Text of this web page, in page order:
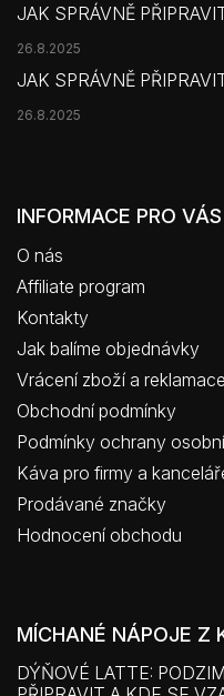
JAK SPRÁVNĚ
26.8.2025
JAK SPRÁVNĚ
26.8.2025
INFORMACE PRO VÁS
O nás
Affiliate program
Kontakty
Jak balíme objednávky
Vrácení zboží a reklamace
Obchodní podmínky
Podmínky ochrany
Káva pro firmy a
Prodávané značky
Hodnocení obchodu
MÍCHANÉ NÁPOJE Z
DÝŇOVÉ LATTE: